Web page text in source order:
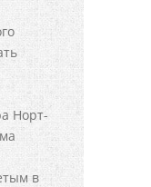
Норт-
в